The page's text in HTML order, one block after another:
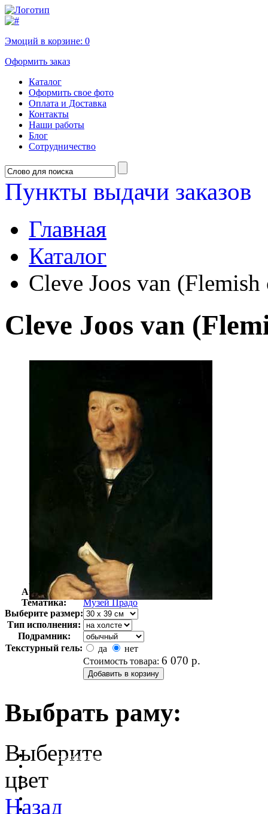
Эмоций в корзине: 0
Оформить заказ
Каталог
Оформить свое фото
Оплата и Доставка
Контакты
Наши работы
Блог
Сотрудничество
Пункты выдачи заказов
Главная
Каталог
Cleve Joos van
Cleve Joos van
Автор:
Неизвестно
Арт-стиль
Классицизм
Тематика:
Музей Прадо
Выберите размер:
Тип исполнения:
Подрамник:
Текстурный гель:
да
нет
Стоимость товара: 6 070 р.
Выбрать раму:
очистить фильтр цвета
Выберите
цвет
Назад